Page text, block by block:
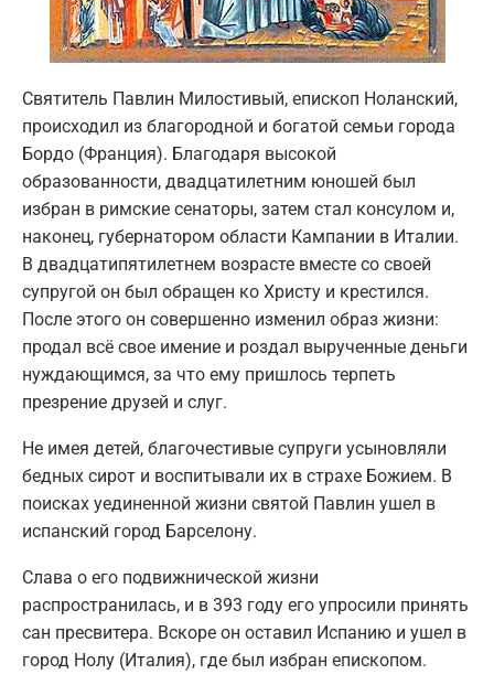
Святитель Павлин Милостивый, епископ Ноланский,
происходил из благородной и богатой семьи города
Бордо (Франция). Благодаря высокой
образованности, двадцатилетним юношей был
избран в римские сенаторы, затем стал консулом и,
наконец, губернатором области Кампании в Италии.
В двадцатипятилетнем возрасте вместе со своей
супругой он был обращен ко Христу и крестился.
После этого он совершенно изменил образ жизни:
продал всё свое имение и роздал вырученные деньги
нуждающимся, за что ему пришлось терпеть
презрение друзей и слуг.
Не имея детей, благочестивые супруги усыновляли
бедных сирот и воспитывали их в страхе Божием. В
поисках уединенной жизни святой Павлин ушел в
испанский город Барселону.
Слава о его подвижнической жизни
распространилась, и в 393 году его упросили принять
сан пресвитера. Вскоре он оставил Испанию и ушел в
город Нолу (Италия), где был избран епископом.